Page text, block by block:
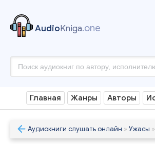
AudioKniga.one
Главная Жанры Авторы
Аудиокниги слушать онлайн » Ужасы